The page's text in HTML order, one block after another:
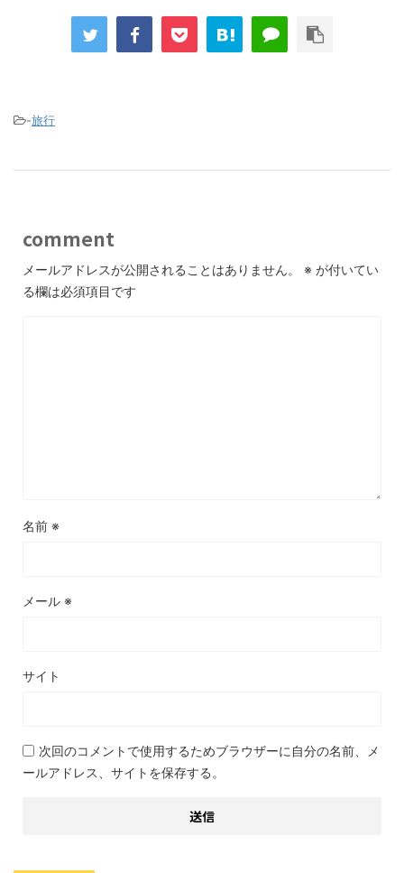
-旅行
comment
メールアドレスが公開されることはありません。 ※ が付いてい
る欄は必須項目です
名前 ※
メール ※
サイト
次回のコメントで使用するためブラウザーに自分の名前、メ
ールアドレス、サイトを保存する。